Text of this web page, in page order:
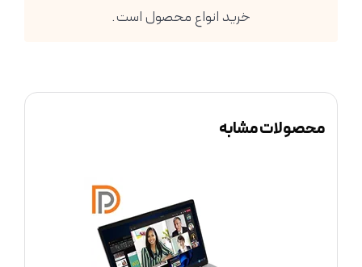
خرید انواع محصول است.
محصولات مشابه